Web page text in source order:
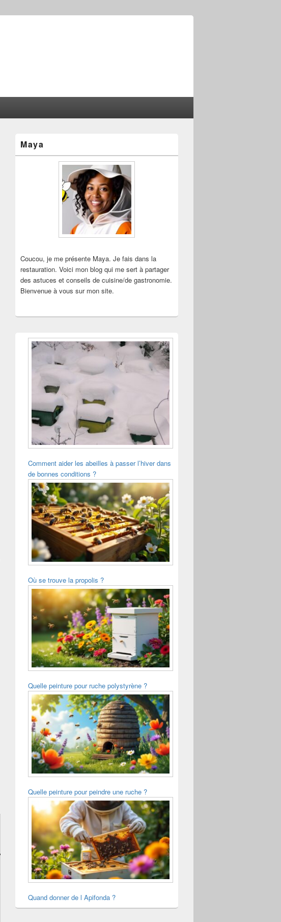
principale
de
Maya
Coucou, je me présente Maya. Je fais dans la
restauration. Voici mon blog qui me sert à partager
des astuces et conseils de cuisine/de gastronomie.
Bienvenue à vous sur mon site.
Comment aider les abeilles à passer l’hiver dans
de bonnes conditions ?
Où se trouve la propolis ?
Quelle peinture pour ruche polystyrène ?
Quelle peinture pour peindre une ruche ?
Quand donner de l Apifonda ?